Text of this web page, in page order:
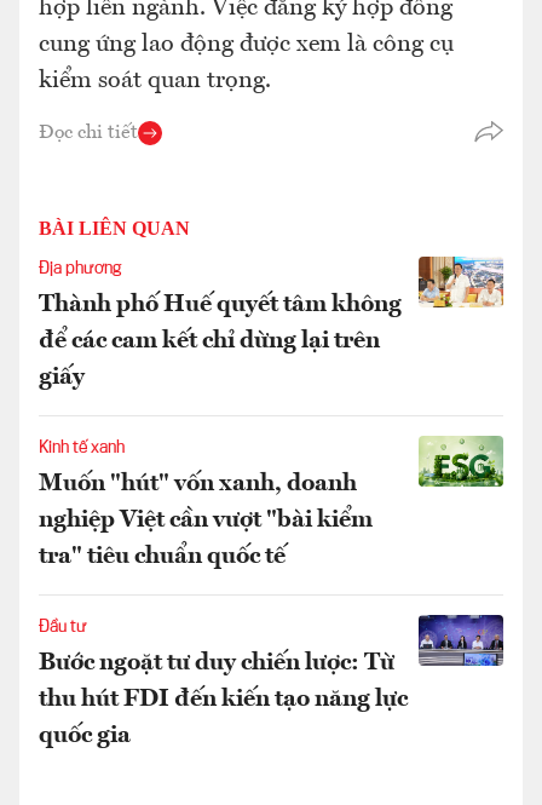
hợp liên ngành. Việc đăng ký hợp đồng
cung ứng lao động được xem là công cụ
kiểm soát quan trọng.
Đọc chi tiết
BÀI LIÊN QUAN
Địa phương
Thành phố Huế quyết tâm không
để các cam kết chỉ dừng lại trên
giấy
Kinh tế xanh
Muốn "hút" vốn xanh, doanh
nghiệp Việt cần vượt "bài kiểm
tra" tiêu chuẩn quốc tế
Đầu tư
Bước ngoặt tư duy chiến lược: Từ
thu hút FDI đến kiến tạo năng lực
quốc gia